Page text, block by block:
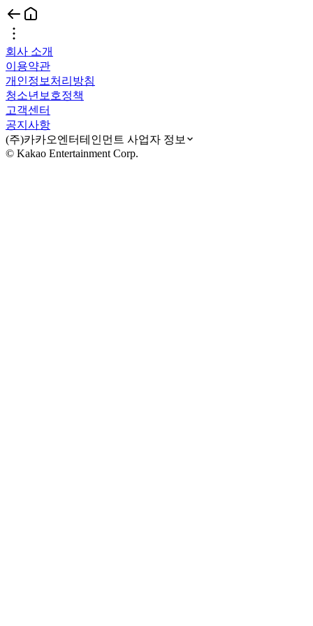
회사 소개
이용약관
개인정보처리방침
청소년보호정책
고객센터
공지사항
(주)카카오엔터테인먼트 사업자 정보
© Kakao Entertainment Corp.